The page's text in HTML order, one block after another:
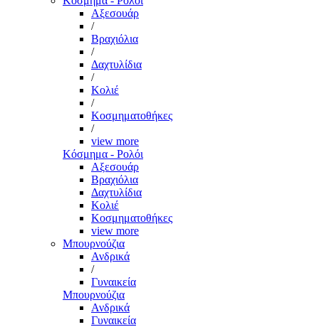
Αξεσουάρ
/
Βραχιόλια
/
Δαχτυλίδια
/
Κολιέ
/
Κοσμηματοθήκες
/
view more
Κόσμημα - Ρολόι
Αξεσουάρ
Βραχιόλια
Δαχτυλίδια
Κολιέ
Κοσμηματοθήκες
view more
Μπουρνούζια
Ανδρικά
/
Γυναικεία
Μπουρνούζια
Ανδρικά
Γυναικεία